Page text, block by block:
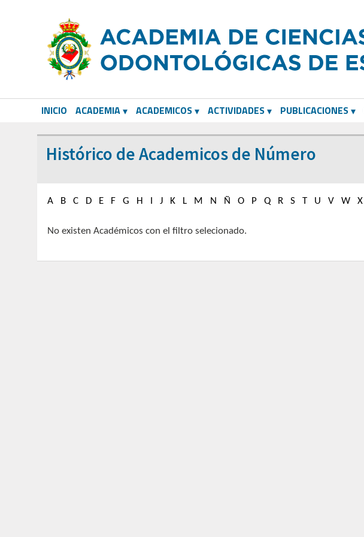
INICIO ACADEMIA ACADEMICOS ACTIVIDADES PUBLICACIONES
Histórico de Academicos de Número
A B C D E F G H J K L M N Ñ O P Q R S T U V W X
No existen Académicos con el filtro selecionado.